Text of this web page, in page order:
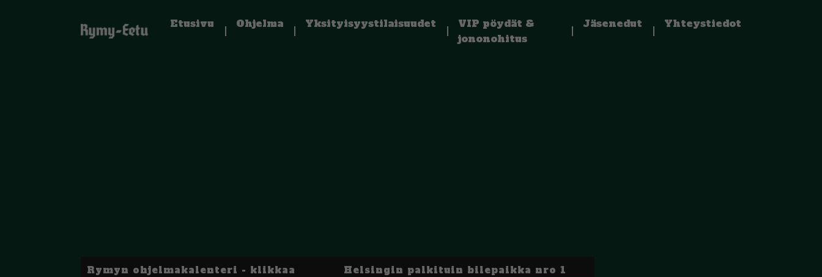
Etusivu Ohjelma Yksityisyystilaisuudet
VIP pöydät &
jononohitus
Jäsenedut Yhteystiedot
Rymyn ohjelmakalenteri - klikkaa
Helsingin palkituin bilepaikka nro 1